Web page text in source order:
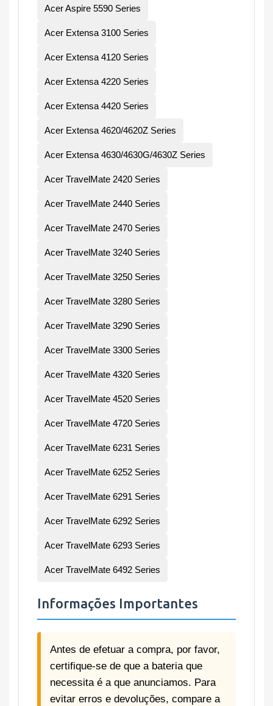
Acer Aspire 5590 Series
Acer Extensa 3100 Series
Acer Extensa 4120 Series
Acer Extensa 4220 Series
Acer Extensa 4420 Series
Acer Extensa 4620/4620Z Series
Acer Extensa 4630/4630G/4630Z Series
Acer TravelMate 2420 Series
Acer TravelMate 2440 Series
Acer TravelMate 2470 Series
Acer TravelMate 3240 Series
Acer TravelMate 3250 Series
Acer TravelMate 3280 Series
Acer TravelMate 3290 Series
Acer TravelMate 3300 Series
Acer TravelMate 4320 Series
Acer TravelMate 4520 Series
Acer TravelMate 4720 Series
Acer TravelMate 6231 Series
Acer TravelMate 6252 Series
Acer TravelMate 6291 Series
Acer TravelMate 6292 Series
Acer TravelMate 6293 Series
Acer TravelMate 6492 Series
Informações Importantes
Antes de efetuar a compra, por favor,
certifique-se de que a bateria que
necessita é a que anunciamos. Para
evitar erros e devoluções, compare a